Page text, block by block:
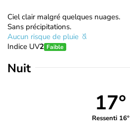
Ciel clair malgré quelques nuages.
Sans précipitations.
Aucun risque de pluie
Indice UV2 Faible
Nuit
17°
Ressenti 16°